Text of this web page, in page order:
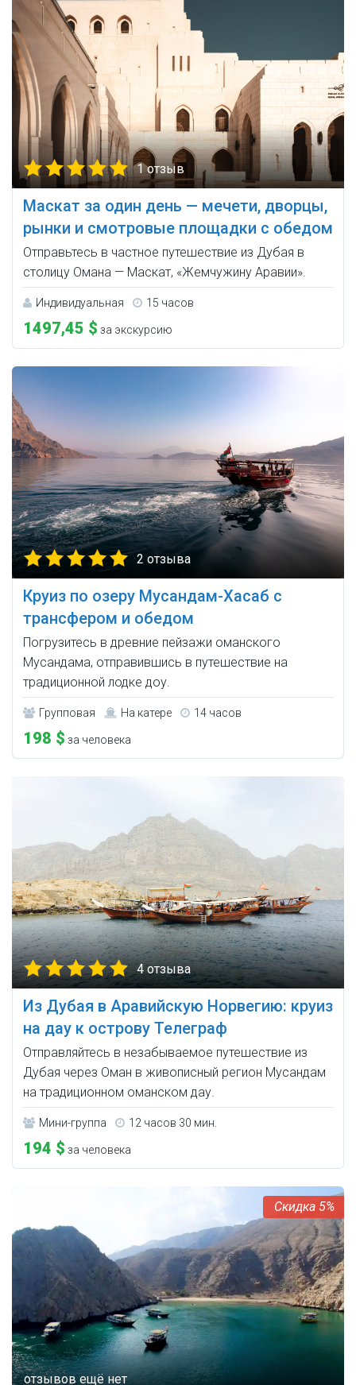
1 отзыв
Маскат за один день — мечети, дворцы,
рынки и смотровые площадки с обедом
Отправьтесь в частное путешествие из Дубая в
столицу Омана — Маскат, «Жемчужину Аравии».
Индивидуальная 15 часов
1497,45 $ за экскурсию
2 отзыва
Круиз по озеру Мусандам-Хасаб с
трансфером и обедом
Погрузитесь в древние пейзажи оманского
Мусандама, отправившись в путешествие на
традиционной лодке доу.
Групповая На катере 14 часов
198 $ за человека
4 отзыва
Из Дубая в Аравийскую Норвегию: круиз
на дау к острову Телеграф
Отправляйтесь в незабываемое путешествие из
Дубая через Оман в живописный регион Мусандам
на традиционном оманском дау.
Мини-группа 12 часов 30 мин.
194 $ за человека
5%